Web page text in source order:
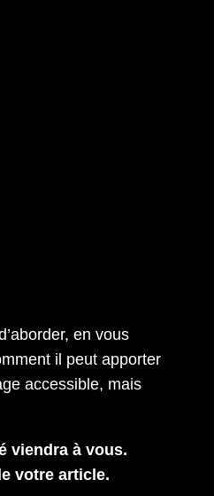
en vous
il peut apporter
accessible, mais
viendra à vous.
votre article.